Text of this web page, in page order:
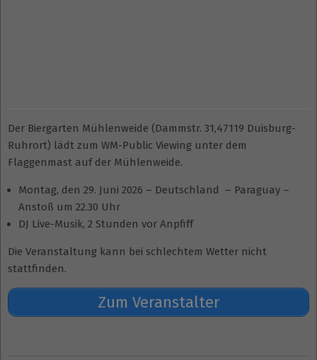
Der Biergarten Mühlenweide (Dammstr. 31,47119 Duisburg-
Ruhrort) lädt zum WM-Public Viewing unter dem
Flaggenmast auf der Mühlenweide.
Montag, den 29. Juni 2026 – Deutschland – Paraguay –
Anstoß um 22.30 Uhr
DJ Live-Musik, 2 Stunden vor Anpfiff
Die Veranstaltung kann bei schlechtem Wetter nicht
stattfinden.
Zum Veranstalter